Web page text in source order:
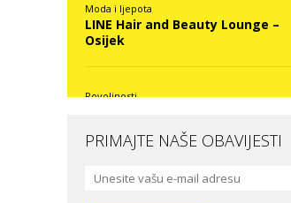
Moda i ljepota
LINE Hair and Beauty Lounge –
Osijek
Povoljnosti
La Medusa SPA & beauty studio –
PRIMAJTE NAŠE OBAVIJESTI